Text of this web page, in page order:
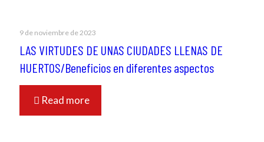
9 de noviembre de 2023
LAS VIRTUDES DE UNAS CIUDADES LLENAS DE
HUERTOS/Beneficios en diferentes aspectos
Read more